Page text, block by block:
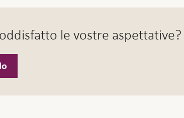
le vostre aspettative?